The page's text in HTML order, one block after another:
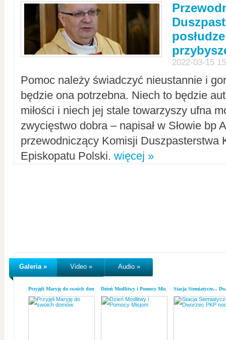
2022-03-15
Pomoc należy świadczyć nieustannie i
będzie ona potrzebna. Niech to będzie
miłości i niech jej stale towarzyszy ufna
zwycięstwo dobra – napisał w Słowie bp
przewodniczący Komisji Duszpasterstwa
Episkopatu Polski. więcej »
Galeria » Video » Audio »
Przyjęli Maryję do swoich domówDzień Modlitwy i Pomocy MisjomStacja Siemiatycze...